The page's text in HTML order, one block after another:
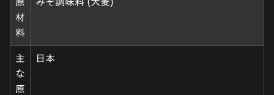
材
料
主
な
原
日本